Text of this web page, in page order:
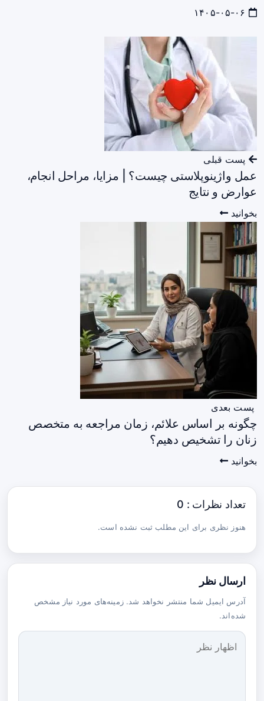
پست قبلی
عمل واژینوپلاستی چیست؟ | مزایا، مراحل انجام،
عوارض و نتایج
بخوانید
پست بعدی
چگونه بر اساس علائم، زمان مراجعه به متخصص
زنان را تشخیص دهیم؟
بخوانید
تعداد نظرات : 0
هنوز نظری برای این مطلب ثبت نشده است.
ارسال نظر
آدرس ایمیل شما منتشر نخواهد شد. زمینه‌های مورد نیاز مشخص
شده‌اند.